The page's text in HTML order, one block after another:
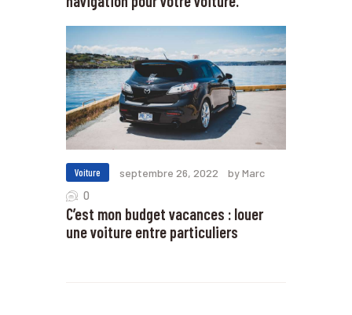
Voiture septembre 26, 2022 by Marc
0
C’est mon budget vacances : louer
une voiture entre particuliers